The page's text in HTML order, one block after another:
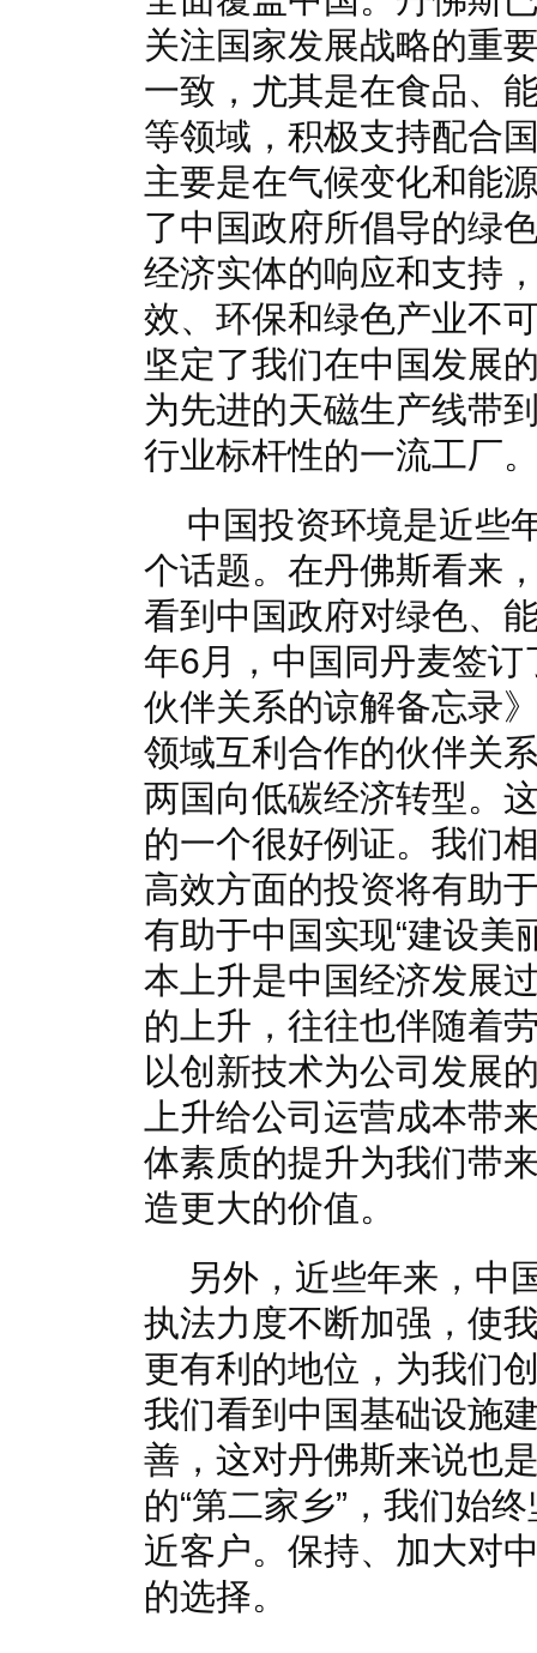
关注国家发展战略的重
一致，尤其是在食品、
等领域，积极支持配合
主要是在气候变化和能
了中国政府所倡导的绿
经济实体的响应和支持
效、环保和绿色产业不
坚定了我们在中国发展
为先进的天磁生产线带
行业标杆性的一流工厂
中国投资环境是近些
个话题。在丹佛斯看来
看到中国政府对绿色、
年6月，中国同丹麦签
伙伴关系的谅解备忘录
领域互利合作的伙伴关
两国向低碳经济转型。
的一个很好例证。我们
高效方面的投资将有助
有助于中国实现“建设美
本上升是中国经济发展
的上升，往往也伴随着
以创新技术为公司发展
上升给公司运营成本带
体素质的提升为我们带
造更大的价值。
另外，近些年来，中
执法力度不断加强，使
更有利的地位，为我们
我们看到中国基础设施
善，这对丹佛斯来说也
的“第二家乡”，我们始
近客户。保持、加大对
的选择。